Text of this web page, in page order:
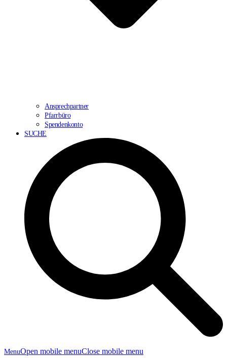
Ansprechpartner
Pfarrbüro
Spendenkonto
SUCHE
MenuOpen mobile menuClose mobile menu